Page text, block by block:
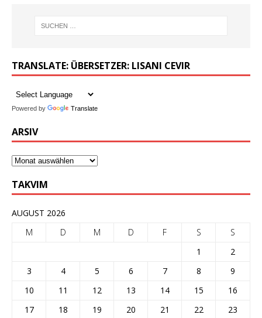
TRANSLATE: ÜBERSETZER: LISANI CEVIR
Powered by Translate
ARSIV
TAKVIM
AUGUST 2026
M
D M D F S
S
1
2
3
4 5 6 7 8
9
10
11 12 13 14 15
16
17
18 19 20 21 22 23